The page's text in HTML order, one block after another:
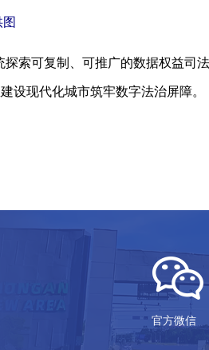
索可复制、可推广的数据权益司
设现代化城市筑牢数字法治屏障
官方微信